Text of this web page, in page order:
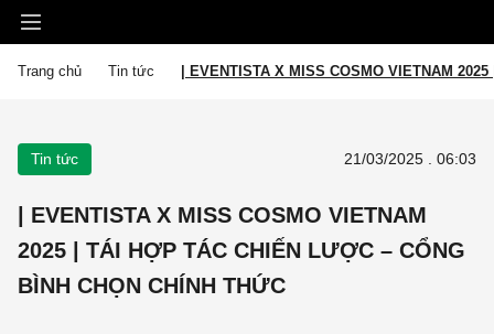
Trang chủ Tin tức | EVENTISTA X MISS COSMO VIETNAM
Tin tức 21/03/2025 . 06:03
| EVENTISTA X MISS COSMO VIETNAM
2025 | TÁI HỢP TÁC CHIẾN LƯỢC – CỔNG
BÌNH CHỌN CHÍNH THỨC